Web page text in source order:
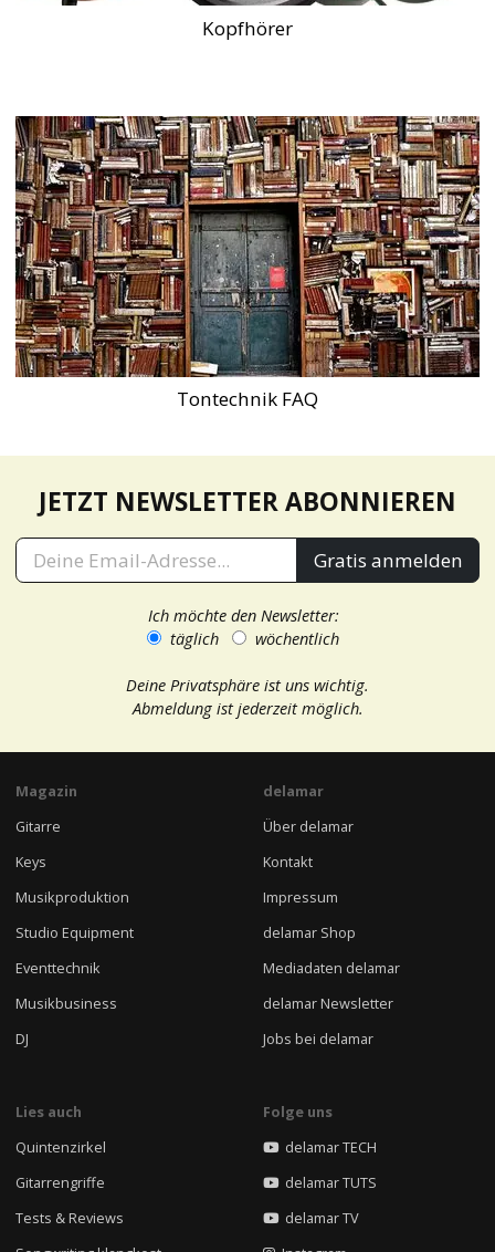
Kopfhörer
Tontechnik FAQ
JETZT NEWSLETTER ABONNIEREN
Gratis anmelden
Ich möchte den Newsletter:
täglich
wöchentlich
Deine Privatsphäre ist uns wichtig.
Abmeldung ist jederzeit möglich.
Magazin
Gitarre
Keys
Musikproduktion
Studio Equipment
Eventtechnik
Musikbusiness
DJ
delamar
Über delamar
Kontakt
Impressum
delamar Shop
Mediadaten delamar
delamar Newsletter
Jobs bei delamar
Lies auch
Quintenzirkel
Gitarrengriffe
Tests & Reviews
Folge uns
delamar TECH
delamar TUTS
delamar TV